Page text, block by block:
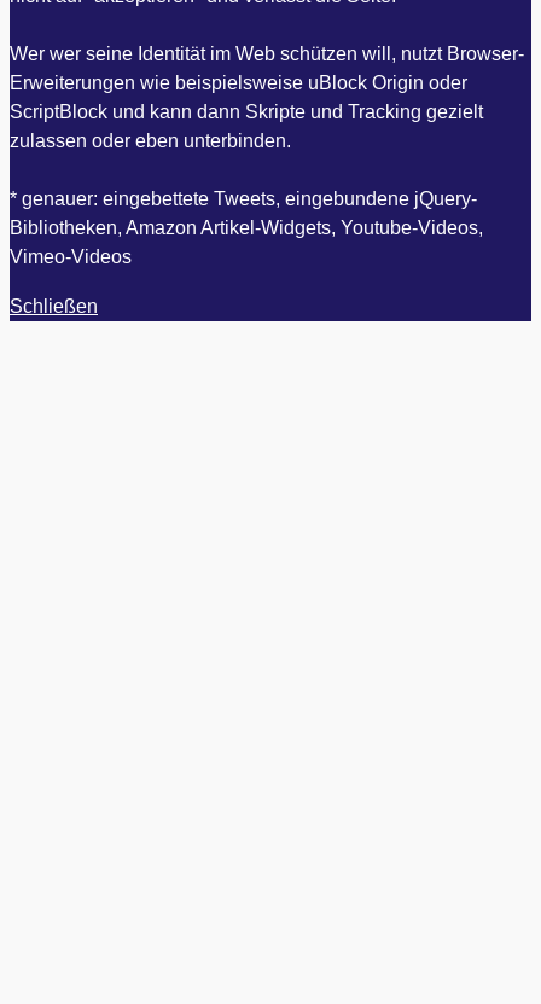
Wer wer seine Identität im Web schützen will, nutzt Browser-
Erweiterungen wie beispielsweise uBlock Origin oder
ScriptBlock und kann dann Skripte und Tracking gezielt
zulassen oder eben unterbinden.
* genauer: eingebettete Tweets, eingebundene jQuery-
Bibliotheken, Amazon Artikel-Widgets, Youtube-Videos,
Vimeo-Videos
Schließen